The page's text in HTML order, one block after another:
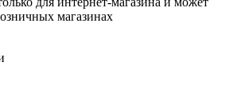
магазинах